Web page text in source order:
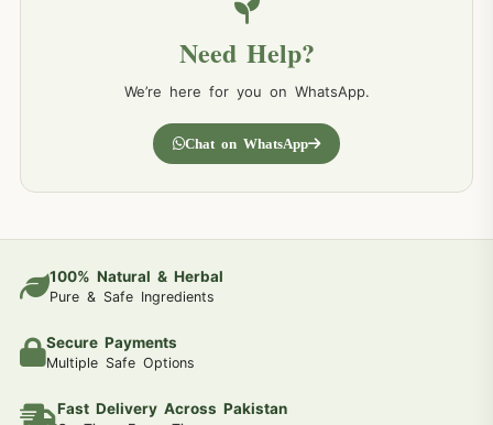
Need Help?
We’re here for you on WhatsApp.
Chat on WhatsApp
100% Natural & Herbal
Pure & Safe Ingredients
Secure Payments
Multiple Safe Options
Fast Delivery Across Pakistan